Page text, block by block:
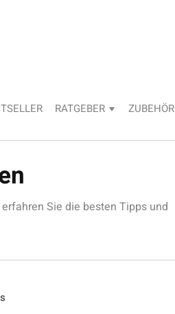
RATGEBER ZUBEHÖR
Sie die besten Tipps und